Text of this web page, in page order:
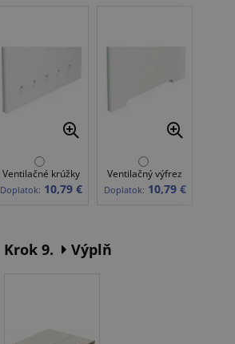
Ventilačné krúžky
Doplatok: 10,79 €
Ventilačný výfrez
Doplatok: 10,79 €
Krok 9. Výplň